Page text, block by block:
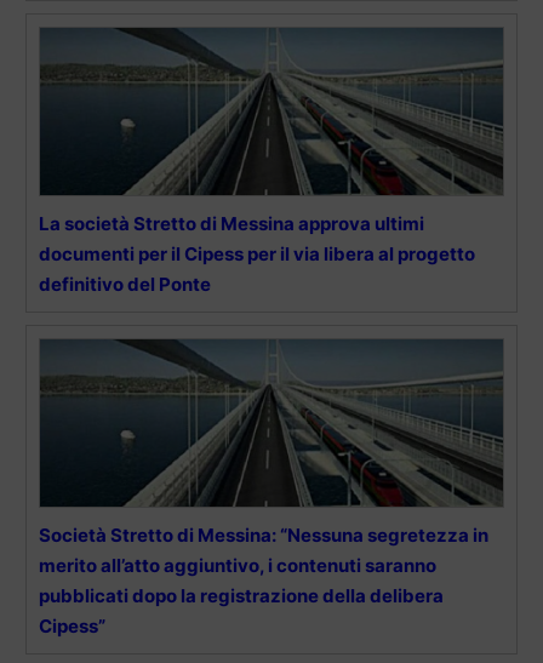
La società Stretto di Messina approva ultimi
documenti per il Cipess per il via libera al progetto
definitivo del Ponte
Società Stretto di Messina: “Nessuna segretezza in
merito all’atto aggiuntivo, i contenuti saranno
pubblicati dopo la registrazione della delibera
Cipess”